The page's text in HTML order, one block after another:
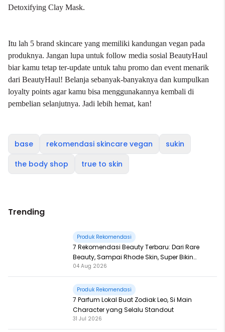
Detoxifying Clay Mask.
Itu lah 5 brand skincare yang memiliki kandungan vegan pada
produknya. Jangan lupa untuk follow media sosial BeautyHaul
biar kamu tetap ter-update untuk tahu promo dan event menarik
dari BeautyHaul! Belanja sebanyak-banyaknya dan kumpulkan
loyalty points agar kamu bisa menggunakannya kembali di
pembelian selanjutnya. Jadi lebih hemat, kan!
base rekomendasi skincare vegan
sukin
the body shop
true to skin
Trending
Produk Rekomendasi
7 Rekomendasi Beauty Terbaru: Dari Rare
Beauty, Sampai Rhode Skin, Super Bikin
Fomo
04 Aug 2026
Produk Rekomendasi
7 Parfum Lokal Buat Zodiak Leo, Si Main
Character yang Selalu Standout
31 Jul 2026